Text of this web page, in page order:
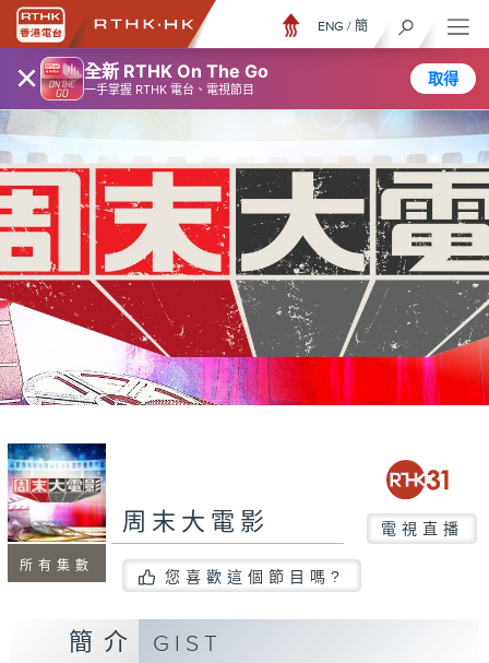
× 全新 RTHK On The Go
一手掌握 RTHK 電台、電視節目
取得
ENG / 簡
所有集數
周末大電影 電視直播
您喜歡這個節目嗎?
簡介 GIST